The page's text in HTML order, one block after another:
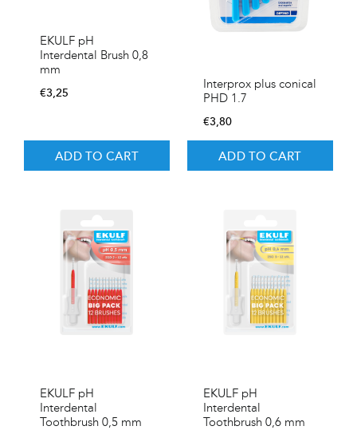
EKULF pH
Interdental Brush 0,8
mm
€3,25
ADD TO CART
Interprox plus conical
PHD 1.7
€3,80
ADD TO CART
EKULF pH
Interdental
Toothbrush 0,5 mm
EKULF pH
Interdental
Toothbrush 0,6 mm